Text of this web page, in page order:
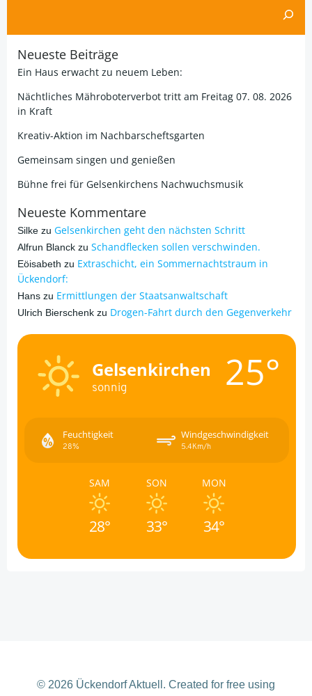
Neueste Beiträge
Ein Haus erwacht zu neuem Leben:
Nächtliches Mähroboterverbot tritt am Freitag 07. 08. 2026
in Kraft
Kreativ-Aktion im Nachbarscheftsgarten
Gemeinsam singen und genießen
Bühne frei für Gelsenkirchens Nachwuchsmusik
Neueste Kommentare
Silke zu Gelsenkirchen geht den nächsten Schritt
Alfrun Blanck zu Schandflecken sollen verschwinden.
Eöisabeth zu Extraschicht, ein Sommernachtstraum in
Ückendorf:
Hans zu Ermittlungen der Staatsanwaltschaft
Ulrich Bierschenk zu Drogen-Fahrt durch den Gegenverkehr
Gelsenkirchen
sonnig 25°
Feuchtigkeit
28%
Windgeschwindigkeit
5.4Km/h
SAM
28°
SON
33°
MON
34°
© 2026 Ückendorf Aktuell. Created for free using